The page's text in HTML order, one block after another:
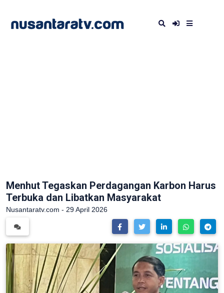
Menhut Tegaskan Perdagangan Karbon Harus
Terbuka dan Libatkan Masyarakat
Nusantaratv.com - 29 April 2026